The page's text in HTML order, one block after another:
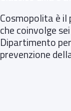
Cosmopolita è
che coinvolge
Dipartimento
prevenzione